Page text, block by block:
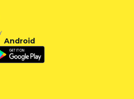
Android